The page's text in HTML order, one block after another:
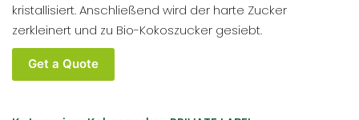
kristallisiert. Anschließend wird der harte Zucker
zerkleinert und zu Bio-Kokoszucker gesiebt.
Bio-
Kokosnusszucker
Get a Quote